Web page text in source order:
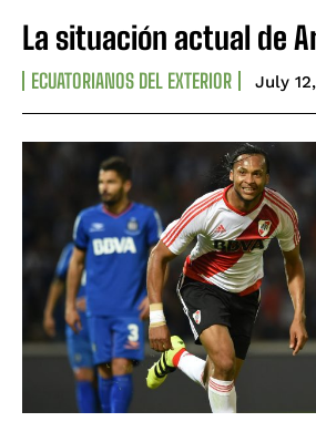
La situación actual de
ECUATORIANOS DEL EXTERIOR July